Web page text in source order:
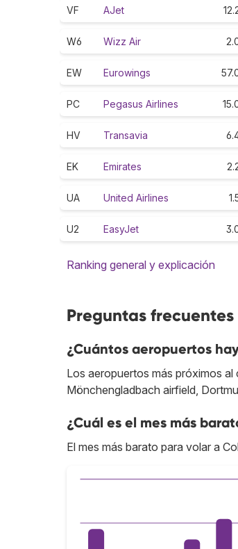
VF AJet
W6 Wizz Air
EW Eurowings
PC Pegasus Airlines
HV Transavia
EK Emirates
UA United Airlines
U2 EasyJet
Ranking general y explicación
Preguntas
¿Cuántos aeropuertos
Los aeropuertos más próximos al
Mönchengladbach airfield,
¿Cuál es el mes más
El mes más barato para volar a